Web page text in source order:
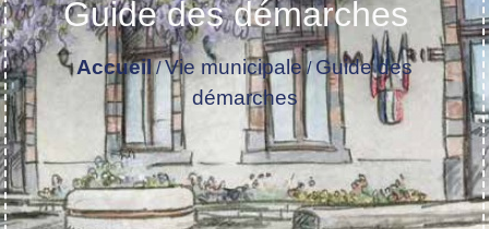
Guide des démarches
Accueil/Vie municipale/Guide des
démarches